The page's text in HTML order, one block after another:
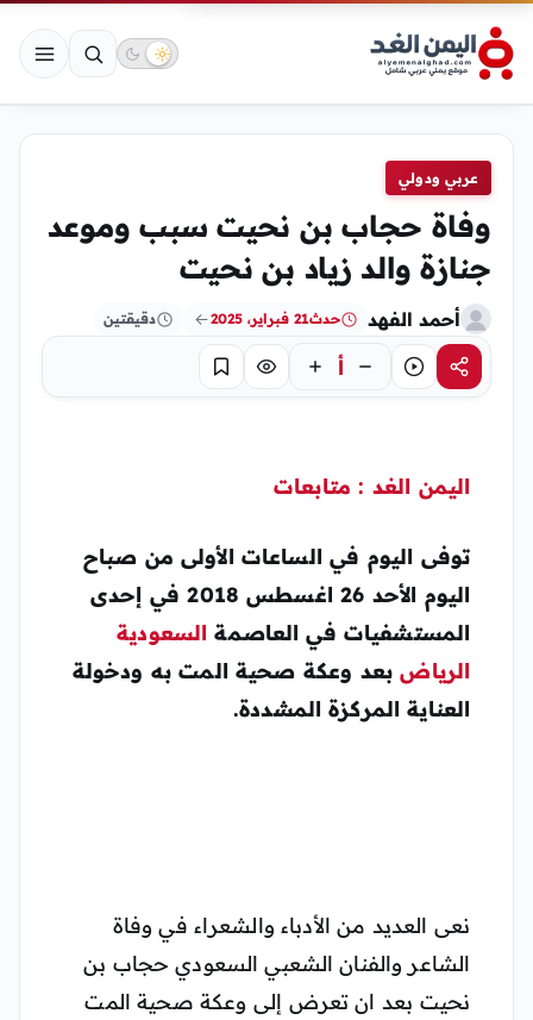
عربي ودولي
وفاة حجاب بن نحيت سبب وموعد
جنازة والد زياد بن نحيت
أحمد الفهد حدث21 فبراير، 2025 دقيقتين
مشاركةاستماع أ تركيز حفظ
اليمن الغد : متابعات
توفى اليوم في الساعات الأولى من صباح
اليوم الأحد 26 اغسطس 2018 في إحدى
المستشفيات في العاصمة السعودية
الرياضبعد وعكة صحية المت به ودخولة
العناية المركزة المشددة.
نعى العديد من الأدباء والشعراء في وفاة
الشاعر والفنان الشعبي السعودي حجاب بن
نحيت بعد ان تعرض إلى وعكة صحية المت